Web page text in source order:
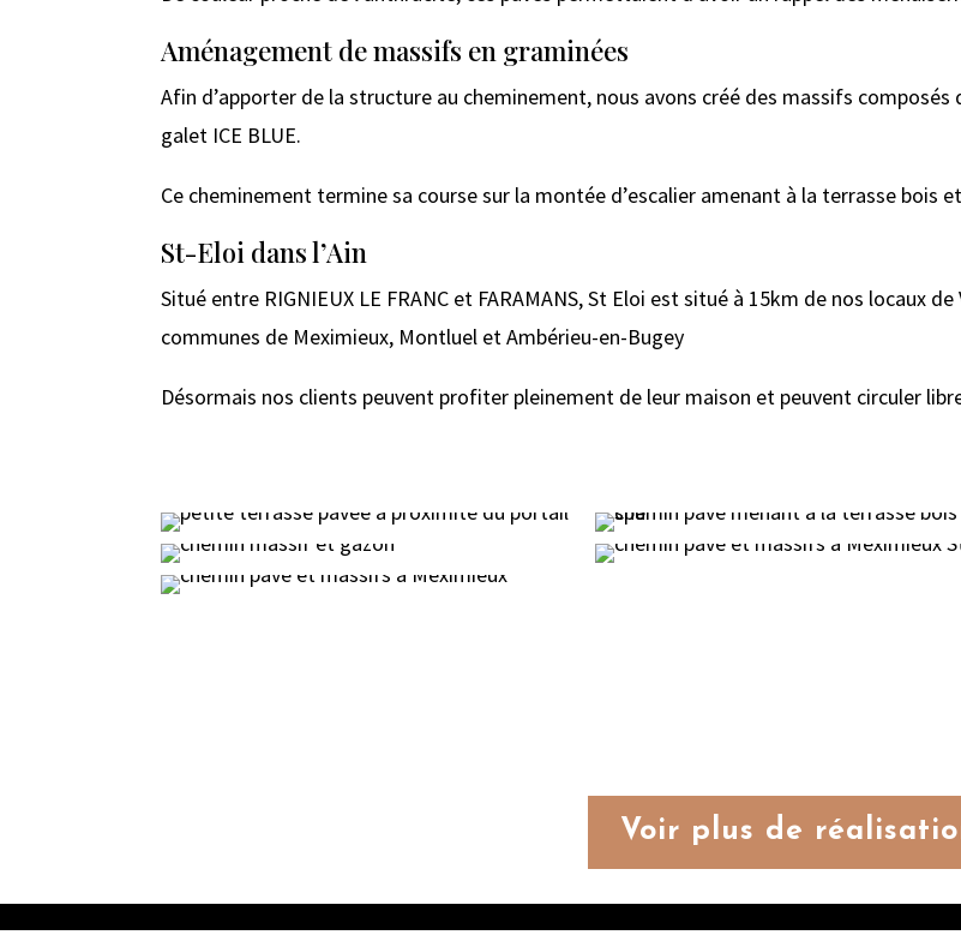
Aménagement de massifs en graminées
Afin d’apporter de la structure au cheminement, nous avons créé des massifs
galet ICE BLUE.
Ce cheminement termine sa course sur la montée d’escalier amenant à la terrasse bois
St-Eloi dans l’Ain
Situé entre RIGNIEUX LE FRANC et FARAMANS, St Eloi est situé à 15km de nos locaux
communes de Meximieux, Montluel et Ambérieu-en-Bugey
Désormais nos clients peuvent profiter pleinement de leur maison et peuvent circuler
Voir plus de